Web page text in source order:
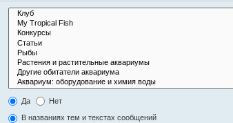
Да Нет
В названиях тем и текстах сообщений